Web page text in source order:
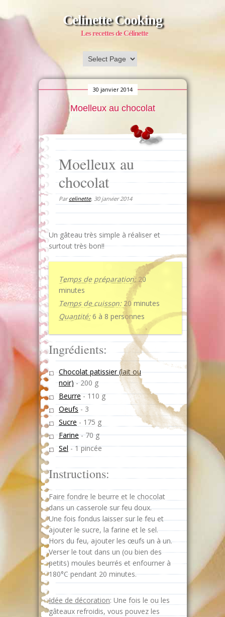
Celinette Cooking
Les recettes de Célinette
30 janvier 2014
Moelleux au chocolat
Moelleux au
chocolat
Parcelinette, 30 janvier 2014
Un gâteau très simple à réaliser et
surtout très bon!!
Temps de préparation:20
minutes
Temps de cuisson: 20 minutes
Quantité: 6 à 8 personnes
Ingrédients:
Chocolat patissier (lait ou
noir)-200 g
Beurre-110 g
Oeufs - 3
Sucre - 175 g
Farine - 70 g
Sel -1 pincée
Instructions:
Faire fondre le beurre et le chocolat
dans un casserole sur feu doux.
Une fois fondus laisser sur le feu et
ajouter le sucre, la farine et le sel.
Hors du feu, ajouter les œufs un à un.
Verser le tout dans un (ou bien des
petits) moules beurrés et enfourner à
180°C pendant 20 minutes.
Idée de décoration: Une fois le ou les
gâteaux refroidis, vous pouvez les